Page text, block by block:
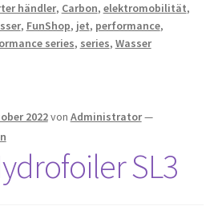
händler, Carbon, elektromobilität,
, FunShop, jet, performance,
series, series, Wasser
2022von Administrator—
SL3